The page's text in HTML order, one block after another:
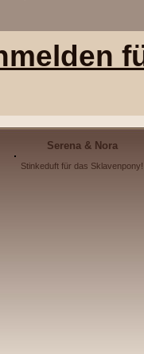
Serena & Nora
Stinkeduft für das Sklavenpony!